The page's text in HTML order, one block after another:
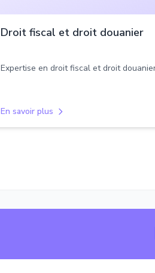
Droit fiscal et droit douanier
Expertise en droit fiscal et droit
En savoir plus